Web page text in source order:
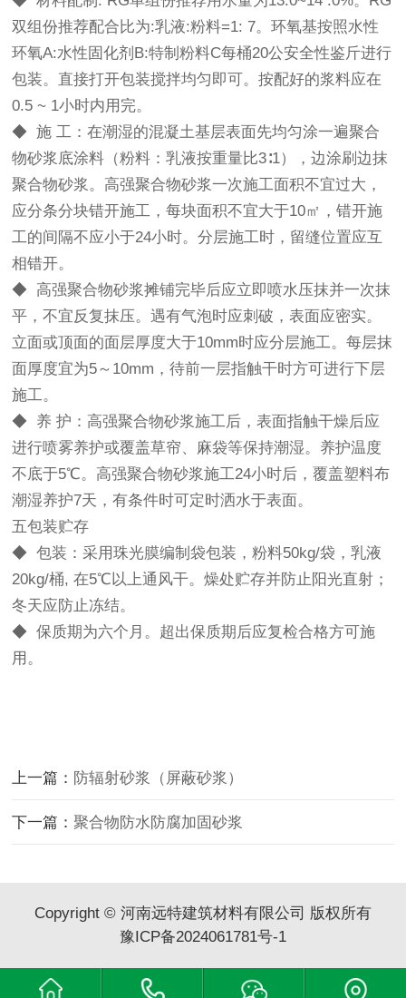
双组份推荐配合比为:乳液:粉料=1: 7。环氧基按照水性
环氧A:水性固化剂B:特制粉料C每桶20公安全性鉴斤进行
包装。直接打开包装搅拌均匀即可。按配好的浆料应在
0.5 ~ 1小时内用完。
◆ 施 工：在潮湿的混凝土基层表面先均匀涂一遍聚合
物砂浆底涂料（粉料：乳液按重量比3∶1），边涂刷边抹
聚合物砂浆。高强聚合物砂浆一次施工面积不宜过大，
应分条分块错开施工，每块面积不宜大于10㎡，错开施
工的间隔不应小于24小时。分层施工时，留缝位置应互
相错开。
◆ 高强聚合物砂浆摊铺完毕后应立即喷水压抹并一次抹
平，不宜反复抹压。遇有气泡时应刺破，表面应密实。
立面或顶面的面层厚度大于10mm时应分层施工。每层抹
面厚度宜为5～10mm，待前一层指触干时方可进行下层
施工。
◆ 养 护：高强聚合物砂浆施工后，表面指触干燥后应
进行喷雾养护或覆盖草帘、麻袋等保持潮湿。养护温度
不底于5℃。高强聚合物砂浆施工24小时后，覆盖塑料布
潮湿养护7天，有条件时可定时洒水于表面。
五包装贮存
◆ 包装：采用珠光膜编制袋包装，粉料50kg/袋，乳液
20kg/桶, 在5℃以上通风干。燥处贮存并防止阳光直射；
冬天应防止冻结。
◆ 保质期为六个月。超出保质期后应复检合格方可施
用。
上一篇： 防辐射砂浆（屏蔽砂浆）
下一篇：聚合物防水防腐加固砂浆
Copyright © 河南远特建筑材料有限公司 版权所有
豫ICP备2024061781号-1